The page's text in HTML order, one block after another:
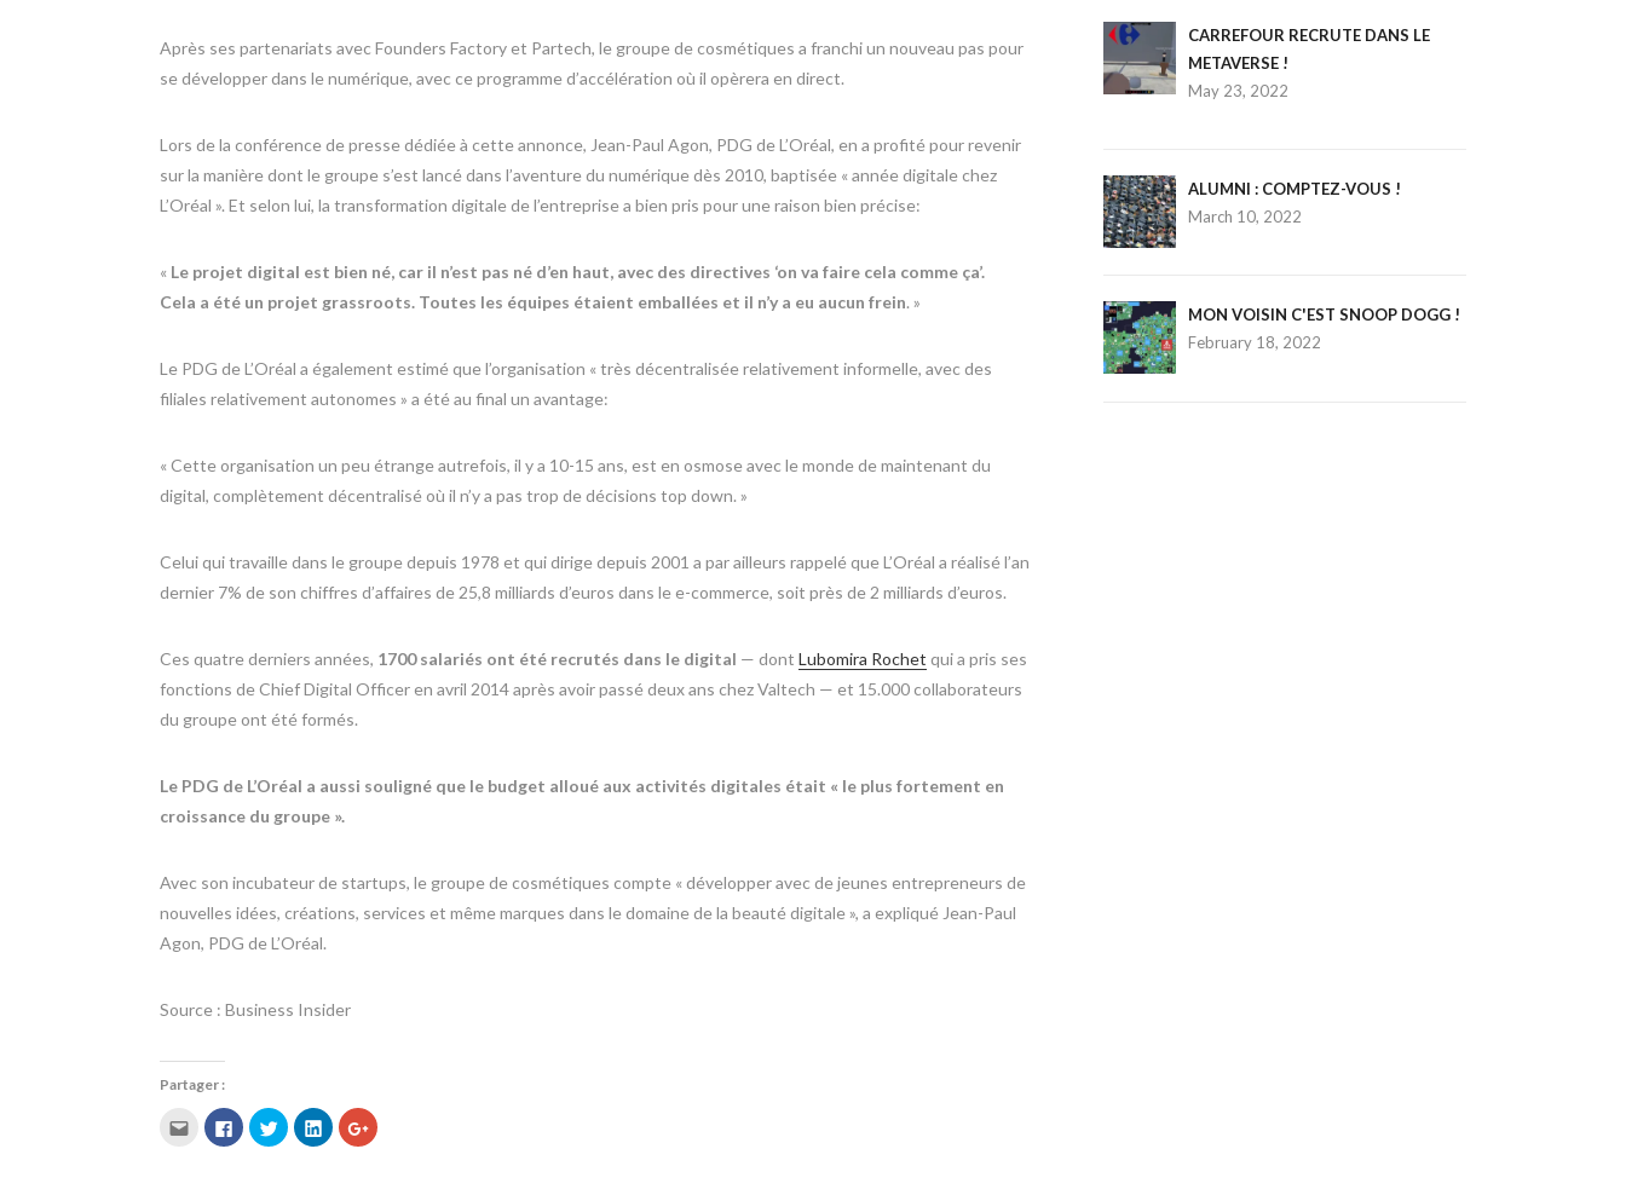
Après ses partenariats avec Founders Factory et Partech, le groupe de cosmétiques a franchi un nouveau pas pour
se développer dans le numérique, avec ce programme d’accélération où il opèrera en direct.
Lors de la conférence de presse dédiée à cette annonce, Jean-Paul Agon, PDG de L’Oréal, en a profité pour revenir
sur la manière dont le groupe s’est lancé dans l’aventure du numérique dès 2010, baptisée « année digitale chez
L’Oréal ». Et selon lui, la transformation digitale de l’entreprise a bien pris pour une raison bien précise:
« Le projet digital est bien né, car il n’est pas né d’en haut, avec des directives ‘on va faire cela comme ça’.
Cela a été un projet grassroots. Toutes les équipes étaient emballées et il n’y a eu aucun frein. »
Le PDG de L’Oréal a également estimé que l’organisation « très décentralisée relativement informelle, avec des
filiales relativement autonomes » a été au final un avantage:
« Cette organisation un peu étrange autrefois, il y a 10-15 ans, est en osmose avec le monde de maintenant du
digital, complètement décentralisé où il n’y a pas trop de décisions top down. »
Celui qui travaille dans le groupe depuis 1978 et qui dirige depuis 2001 a par ailleurs rappelé que L’Oréal a réalisé l’an
dernier 7% de son chiffres d’affaires de 25,8 milliards d’euros dans le e-commerce, soit près de 2 milliards d’euros.
Ces quatre derniers années, 1700 salariés ont été recrutés dans le digital — dont Lubomira Rochet qui a pris ses
fonctions de Chief Digital Officer en avril 2014 après avoir passé deux ans chez Valtech — et 15.000 collaborateurs
du groupe ont été formés.
Le PDG de L’Oréal a aussi souligné que le budget alloué aux activités digitales était « le plus fortement en
croissance du groupe ».
Avec son incubateur de startups, le groupe de cosmétiques compte « développer avec de jeunes entrepreneurs de
nouvelles idées, créations, services et même marques dans le domaine de la beauté digitale », a expliqué Jean-Paul
Agon, PDG de L’Oréal.
Source : Business Insider
Partager :
C
l
C
l
C
l
C
l
CARREFOUR RECRUTE DANS LE
METAVERSE !
May 23, 2022
ALUMNI : COMPTEZ-VOUS !
March 10, 2022
MON VOISIN C'EST SNOOP DOGG !
February 18, 2022